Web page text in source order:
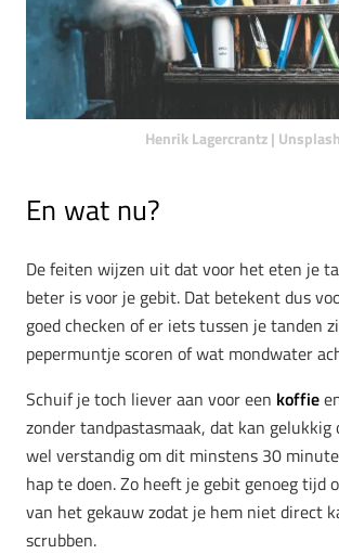
Henrik Lagercrantz | Unsplash
En wat nu?
De feiten wijzen uit dat voor het eten je
beter is voor je gebit. Dat betekent dus
goed checken of er iets tussen je tanden
pepermuntje scoren of wat mondwater
Schuif je toch liever aan voor een koffie
zonder tandpastasmaak, dat kan gelukkig
wel verstandig om dit minstens 30
hap te doen. Zo heeft je gebit genoeg tijd
van het gekauw zodat je hem niet direct
scrubben.